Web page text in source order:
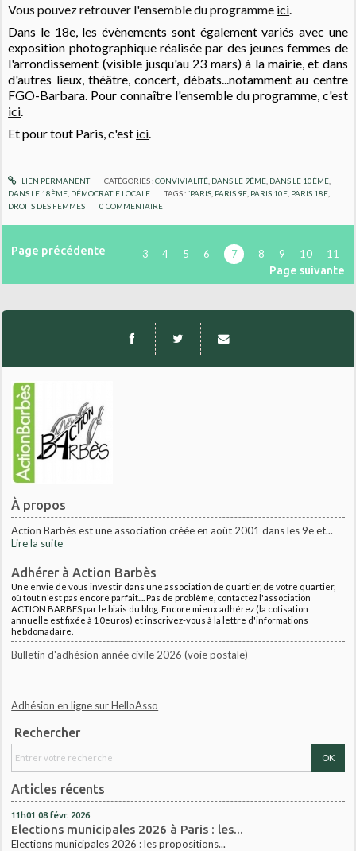
À propos
Action Barbès est une association créée en août 2001 dans les 9e et...
Lire la suite
Adhérer à Action Barbès
Une envie de vous investir dans une association de quartier, de votre quartier,
où tout n'est pas encore parfait.... Pas de problème, contactez l'association
ACTION BARBES par le biais du blog. Encore mieux adhérez (la cotisation
annuelle est fixée à 10euros) et inscrivez-vous à la lettre d'informations
hebdomadaire.
Bulletin d'adhésion année civile 2026 (voie postale)
Adhésion en ligne sur HelloAsso
Rechercher
Articles récents
11h01 08 févr. 2026
Elections municipales 2026 à Paris : les...
Elections municipales 2026 : les propositions...
Vous pouvez retrouver l'ensemble du programme ici
Dans le 18e, les évènements sont également variés avec une
exposition photographique réalisée par des jeunes femmes de
l'arrondissement (visible jusqu'au 23 mars) à la mairie, et dans
d'autres lieux, théâtre, concert, débats...notamment au centre
FGO-Barbara. Pour connaître l'ensemble du programme, c'est
ici.
Et pour tout Paris, c'est ici.
LIEN PERMANENT CATÉGORIES :CONVIVIALITÉ, DANS LE 9ÈME, DANS LE 10ÈME,
DANS LE 18ÈME DÉMOCRATIE LOCALE TAGS :¨PARIS PARIS 9E PARIS 10E PARIS 18E
DROITS DES FEMMES
0 COMMENTAIRE
Page précédente 3 4 5 6 7 8 9 10 11
Page suivante